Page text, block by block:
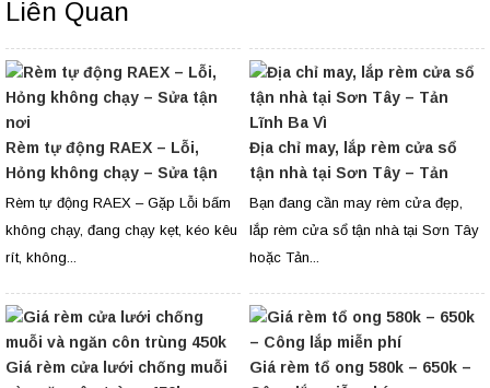
Liên Quan
Rèm tự động RAEX – Lỗi,
Hỏng không chạy – Sửa tận
nơi
Rèm tự động RAEX – Gặp Lỗi bấm
không chạy, đang chạy kẹt, kéo kêu
rít, không...
Địa chỉ may, lắp rèm cửa sổ
tận nhà tại Sơn Tây – Tản
Lĩnh Ba Vì
Bạn đang cần may rèm cửa đẹp,
lắp rèm cửa sổ tận nhà tại Sơn Tây
hoặc Tản...
Giá rèm cửa lưới chống muỗi
Giá rèm tổ ong 580k – 650k –